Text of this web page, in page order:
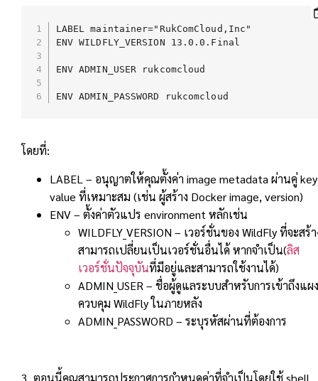
LABEL maintainer="RukComCloud,Inc"
ENV WILDFLY_VERSION 13.0.0.Final
ENV ADMIN_USER rukcomcloud
ENV ADMIN_PASSWORD rukcomcloud
โดยที่:
LABEL – อนุญาตให้คุณตั้งค่า image metadata ผ่านคู่
value ที่เหมาะสม (เช่น ผู้สร้าง Docker image, version)
ENV – ตั้งค่าตัวแปร environment หลักเช่น
WILDFLY_VERSION – เวอร์ชั่นของ WildFly ที่จะสร้
สามารถเปลี่ยนเป็นเวอร์ชั่นอื่นได้ หากจำเป็น(ลิส
เวอร์ชั่นปัจจุบันที่มีอยู่และสามารถใช้งานได้)
ADMIN_USER – ชื่อผู้ดูแลระบบสำหรับการเข้าถึงแผง
ควบคุม WildFly ในภายหลัง
ADMIN_PASSWORD – ระบุรหัสผ่านที่ต้องการ
3. ตอนนี้คุณสามารถประกาศการกำหนดค่าที่จำเป็นโดยใช้ shell